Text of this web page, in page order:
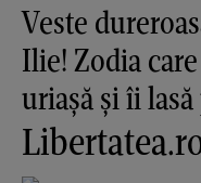
Veste
Ilie! Zodia
uriașă și îi